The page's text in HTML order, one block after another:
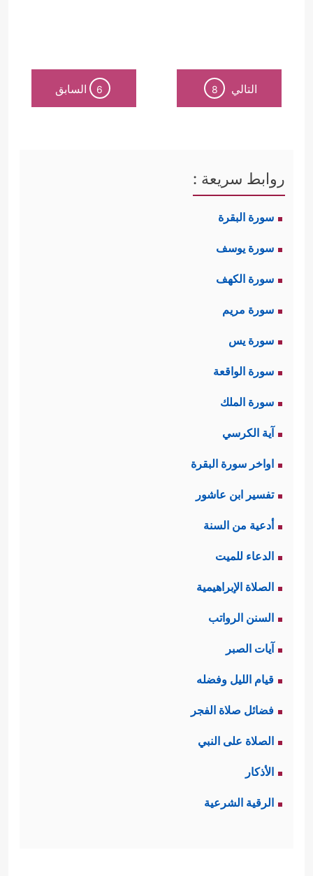
التالي 8
6 السابق
روابط سريعة :
سورة البقرة
سورة يوسف
سورة الكهف
سورة مريم
سورة يس
سورة الواقعة
سورة الملك
آية الكرسي
اواخر سورة البقرة
تفسير ابن عاشور
أدعية من السنة
الدعاء للميت
الصلاة الإبراهيمية
السنن الرواتب
آيات الصبر
قيام الليل وفضله
فضائل صلاة الفجر
الصلاة على النبي
الأذكار
الرقية الشرعية